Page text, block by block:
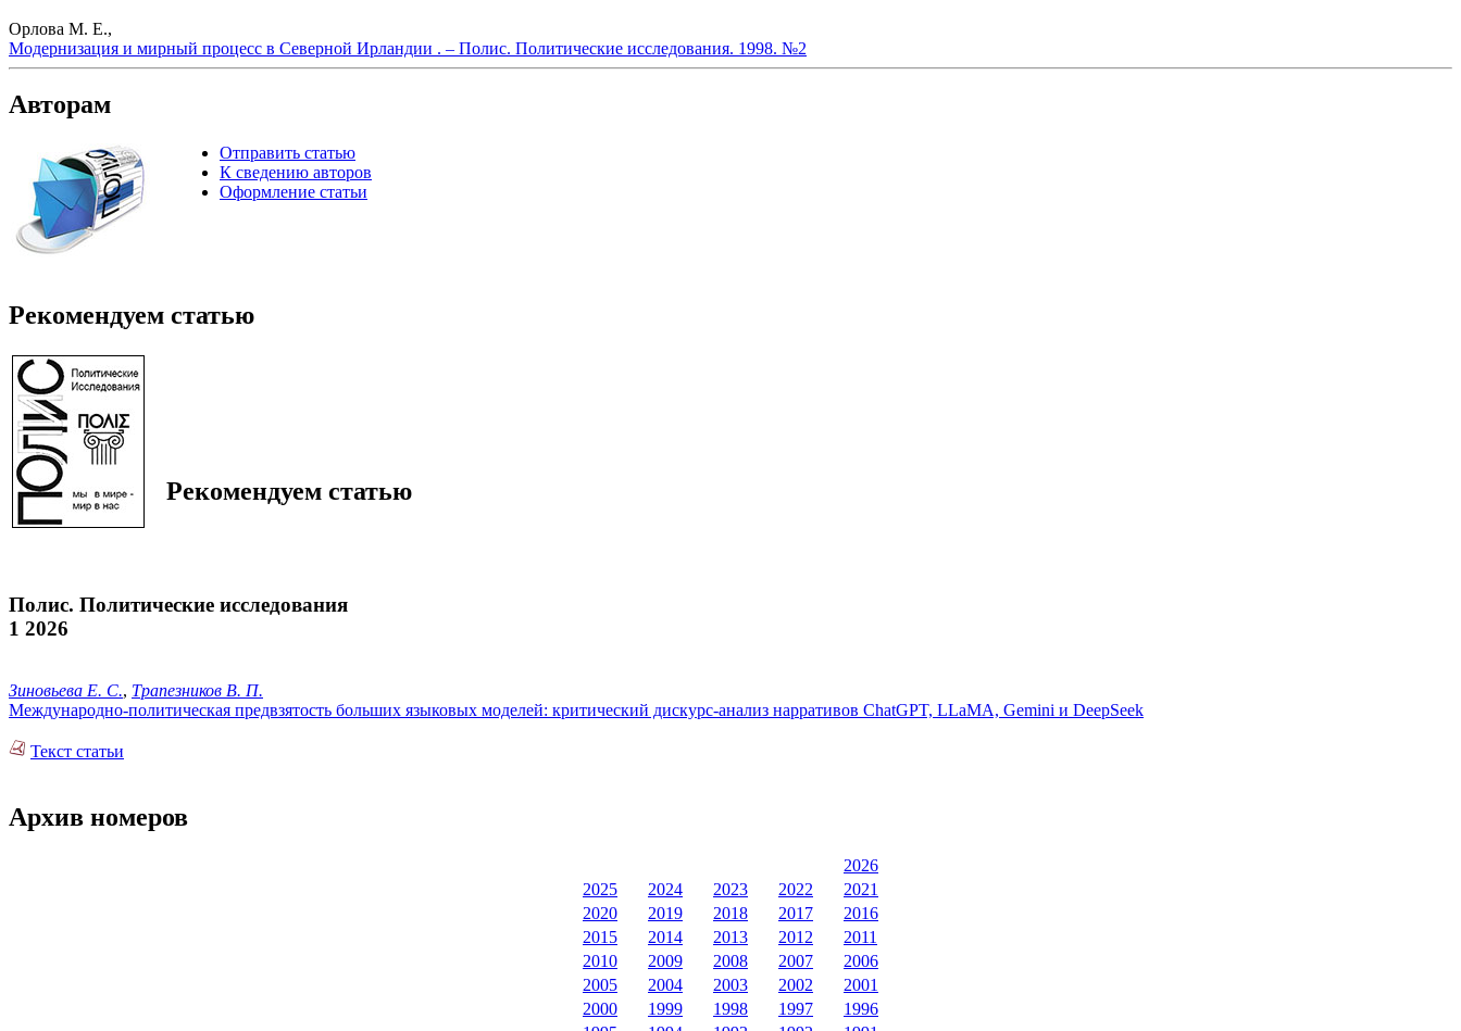
Орлова М. Е.,
Модернизация и мирный процесс в Северной Ирландии . – Полис. Политические исследования. 1998. №2
Авторам
Отправить статью
К сведению авторов
Оформление статьи
Рекомендуем статью
Рекомендуем статью
Полис. Политические исследования
1 2026
Зиновьева Е. С., Трапезников В. П.
Международно-политическая предвзятость больших языковых моделей: критический дискурс-анализ нарративов ChatGPT, LLaMA, Gemini и DeepSeek
Текст статьи
Архив номеров
2026
2025
2024 2023 2022
2021
2020
2019 2018 2017
2016
2015
2014 2013 2012
2011
2010
2009 2008 2007
2006
2005
2004 2003 2002
2001
2000
1999 1998 1997
1996